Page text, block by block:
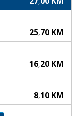
25,70 KM
16,20 KM
8,10 KM